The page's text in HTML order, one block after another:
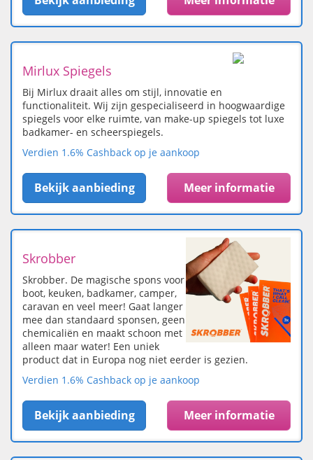
Mirlux Spiegels
Bij Mirlux draait alles om stijl, innovatie en
functionaliteit. Wij zijn gespecialiseerd in hoogwaardige
spiegels voor elke ruimte, van make-up spiegels tot luxe
badkamer- en scheerspiegels.
Verdien 1.6% Cashback op je aankoop
Bekijk aanbieding Meer informatie
Skrobber
Skrobber. De magische spons voor
boot, keuken, badkamer, camper,
caravan en veel meer! Gaat langer
mee dan standaard sponsen, geen
chemicaliën en maakt schoon met
alleen maar water! Een uniek
product dat in Europa nog niet eerder is gezien.
Verdien 1.6% Cashback op je aankoop
Bekijk aanbieding Meer informatie